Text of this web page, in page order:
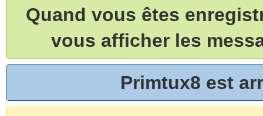
Quand vous êtes
vous afficher les
Primtux8 est